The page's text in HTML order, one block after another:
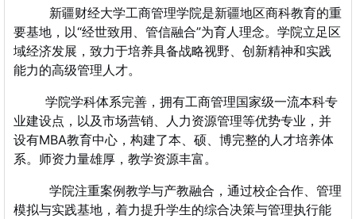
新疆财经大学工商管理学院是新疆地区商科教育的重
要基地，以“经世致用、管信融合”为育人理念。学院立足区
域经济发展，致力于培养具备战略视野、创新精神和实践
能力的高级管理人才。
学院学科体系完善，拥有工商管理国家级一流本科专
业建设点，以及市场营销、人力资源管理等优势专业，并
设有MBA教育中心，构建了本、硕、博完整的人才培养体
系。师资力量雄厚，教学资源丰富。
学院注重案例教学与产教融合，通过校企合作、管理
模拟与实践基地，着力提升学生的综合决策与管理执行能